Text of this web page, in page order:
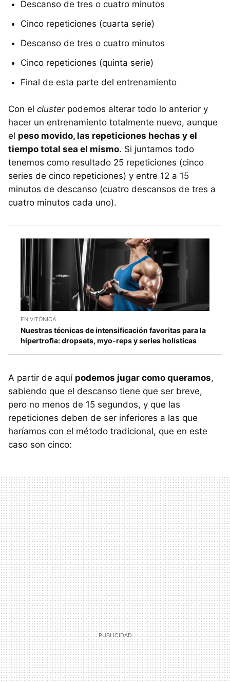
Descanso de tres o cuatro minutos
Cinco repeticiones (cuarta serie)
Descanso de tres o cuatro minutos
Cinco repeticiones (quinta serie)
Final de esta parte del entrenamiento
Con el cluster podemos alterar todo lo anterior y
hacer un entrenamiento totalmente nuevo, aunque
el peso movido, las repeticiones hechas y el
tiempo total sea el mismo. Si juntamos todo
tenemos como resultado 25 repeticiones (cinco
series de cinco repeticiones) y entre 12 a 15
minutos de descanso (cuatro descansos de tres a
cuatro minutos cada uno).
EN VITÓNICA
Nuestras técnicas de intensificación favoritas para la
hipertrofia: dropsets, myo-reps y series holísticas
A partir de aquí podemos jugar como queramos,
sabiendo que el descanso tiene que ser breve,
pero no menos de 15 segundos, y que las
repeticiones deben de ser inferiores a las que
haríamos con el método tradicional, que en este
caso son cinco: